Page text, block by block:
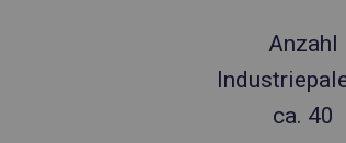
Anzahl
ca. 40